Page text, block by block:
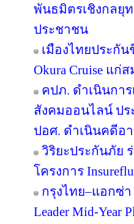
พันธมิตรเชิงกลยุ
ประชาชน
เมืองไทยประกัน
Okura Cruise แก่
คปภ. ดำเนินกา
สังคมออนไลน์ ปร
ปอศ. ดำเนินคดีอ
วิริยะประกันภัย
โครงการ
กรุงไทย–แอกซ่า
Leader Mid-